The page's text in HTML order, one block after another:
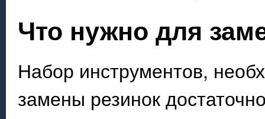
Что нужно для
Набор инструментов,
замены резинок